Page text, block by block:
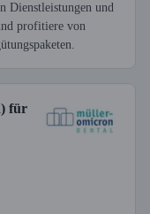
Dienstleistungen und
profitiere von
für